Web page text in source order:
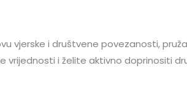
vjerske i društvene povezanosti,
vrijednosti i želite aktivno doprinositi